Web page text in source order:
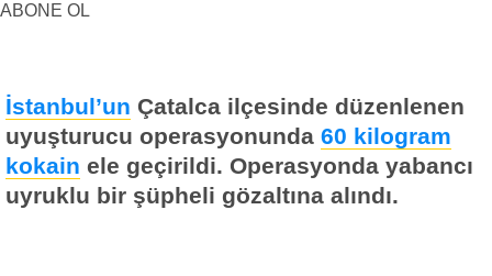
ABONE OL
İstanbul’un Çatalca ilçesinde düzenlenen
uyuşturucu operasyonunda 60 kilogram
kokain ele geçirildi. Operasyonda yabancı
uyruklu bir şüpheli gözaltına alındı.